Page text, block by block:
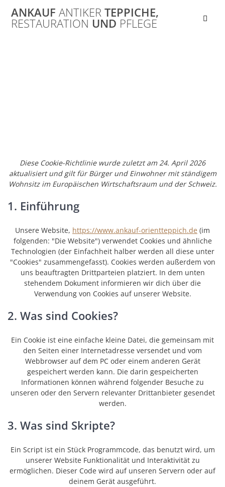
to
content
ANKAUF ANTIKERTEPPICHE,
RESTAURATION UND PFLEGE
Diese Cookie-Richtlinie wurde zuletzt am 24. April 2026
aktualisiert und gilt für Bürger und Einwohner mit ständigem
Wohnsitz im Europäischen Wirtschaftsraum und der Schweiz.
1. Einführung
Unsere Website, https://www.ankauf-orientteppich.de (im
folgenden: "Die Website") verwendet Cookies und ähnliche
Technologien (der Einfachheit halber werden all diese unter
"Cookies" zusammengefasst). Cookies werden außerdem von
uns beauftragten Drittparteien platziert. In dem unten
stehendem Dokument informieren wir dich über die
Verwendung von Cookies auf unserer Website.
2. Was sind Cookies?
Ein Cookie ist eine einfache kleine Datei, die gemeinsam mit
den Seiten einer Internetadresse versendet und vom
Webbrowser auf dem PC oder einem anderen Gerät
gespeichert werden kann. Die darin gespeicherten
Informationen können während folgender Besuche zu
unseren oder den Servern relevanter Drittanbieter gesendet
werden.
3. Was sind Skripte?
Ein Script ist ein Stück Programmcode, das benutzt wird, um
unserer Website Funktionalität und Interaktivität zu
ermöglichen. Dieser Code wird auf unseren Servern oder auf
deinem Gerät ausgeführt.